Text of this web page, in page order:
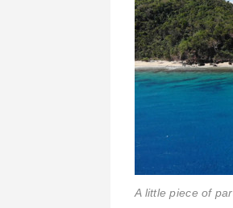
A little piece of